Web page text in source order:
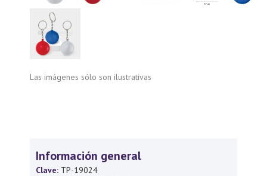
Las imágenes sólo son ilustrativas
Información general
Clave: TP-19024